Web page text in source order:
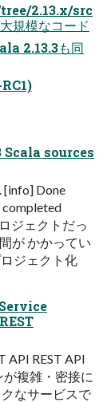
2.13.x/src
規模なコード
2.13.3も同
sources
[info] Done
completed
ジェクトだっ
が かかってい
ジェクト化
API REST API
複雑・密接に
なサービスで